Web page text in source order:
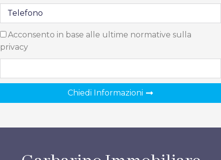
Acconsento in base alle ultime normative sulla
privacy
Chiedi Informazioni